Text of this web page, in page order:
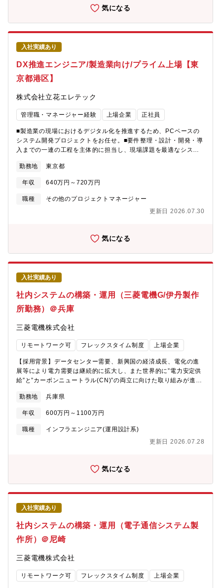
こでも「見える化」・生産現場で集めたデータをBIツール・スマ
ートグラスで現場のDX化・装置の稼働状況を遠隔監視【使用技
術】言語:C#/.NET DB:主にMicrosoft SQLServer その他：
SCADAなど
気になる
入社実績あり
DX推進エンジニア/製造業向け/プライム上場【東
京都港区】
株式会社立花エレテック
管理職・マネージャー経験 上場企業 正社員
■製造業の現場におけるデジタル化を推進するため、PCベースの
システム開発プロジェクトをお任せ。■要件整理・設計・開発・導
入までの一連の工程を主体的に担当し、現場課題を最適なシステ
要件整理～設計・開発・テスト・導入までの一連の工程の担当 (2)
顧客との打ち合わせを通じた課題整理および仕様調整 (3)担当領域
における進捗・課題管理およびトラブル対応 (4)小中規模案件また
は担当領域におけるリード業務 (5)後輩メンバーへの指導・レビュ
ム・装置メーカー向けデータ管理システム・製造業界、物流業界
こでも「見える化」・生産現場で集めたデータをBIツール・スマ
ートグラスで現場のDX化・装置の稼働状況を遠隔監視【使用技
術】言語:C#/.NET DB:主にMicrosoft SQLServer その他：
SCADAなど
勤務地 東京都
年収 640万円～720万円
職種
その他のプロジェクトマネージャー
更新日 2026.07.30
気になる
入社実績あり
社内システムの構築・運用（三菱電機G/伊丹製作
所勤務）＠兵庫
三菱電機株式会社
リモートワーク可 フレックスタイム制度 上場企業
【採用背景】データセンター需要、新興国の経済成長、電化の進
展等により電力需要は継続的に拡大し、また世界的に”電力安定供
給”と”カーボンニュートラル(CN)”の両立に向けた取り組みが進ん
ソリューション事業（系統安定化システム、電力自由化関連な
ど）の”こと売り”両面で売上・利益拡大に向け、市場への早期製
品・サービス投入を図れるようSCM/ECM軸での業務DXを支える
社内システムを構築・運用できる人材を募集します。また、これ
在としてご活躍いただきたいと考えています。特に、当社のDXを
てAIによる業務プロセスの変革が不可欠です。これらの重要なテ
ーマにおいて、専門的な知識と経験を発揮していただきたいと期
待しています。DX推進はIT部門だけで完結するものではありませ
ん。各業務部門が抱える課題を深く理解し、ITの力でどのように
解決できるのかを共に考え、実行していくことが求められます。
そのため、業務部門と円滑なコミュニケーションを図り、ITと業
務の両面から改革を推進できる方を私たちは求めています。な
お、本求人は三菱電機株式会社へ入社後、25年4月1日付設立の
「三菱電機デジタルイノベーション株式会社」へ在籍出向するこ
ついて（2024年11月13日広報発表）＞
https://www.mitsubishielectric.co.jp/news/2024/1113.html?
cid=rss【業務内容】①システム構想・企画②要件定義・要求仕様
勤務地 兵庫県
年収 600万円～1100万円
職種
インフラエンジニア(運用設計系)
更新日 2026.07.28
気になる
入社実績あり
社内システムの構築・運用（電子通信システム製
作所）＠尼崎
三菱電機株式会社
リモートワーク可 フレックスタイム制度 上場企業